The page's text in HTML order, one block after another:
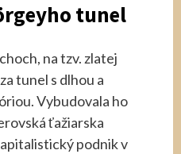
tunel
na tzv. zlatej
tunel s dlhou a
Vybudovala ho
ťažiarska
podnik v